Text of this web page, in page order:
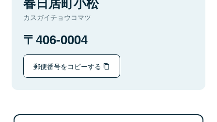
カスガイチョウコマツ
406-0004
郵便番号をコピーする